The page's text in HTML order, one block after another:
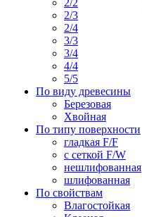
2/2
2/3
2/4
3/3
3/4
4/4
5/5
По виду древесины
Березовая
Хвойная
По типу поверхности
гладкая F/F
с сеткой F/W
нешлифованная
шлифованная
По свойствам
Влагостойкая